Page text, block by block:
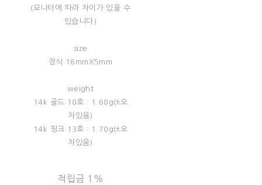
(모니터에 따라 차이가 있을 수
있습니다)
size
장식 16mmX5mm
weight
14k 골드 10호 : 1.60g(±오
차있음)
14k 핑크 13호 : 1.70g(±오
차있음)
적립금 1%